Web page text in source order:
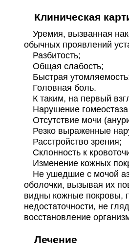
Клиническая
Уремия, вызванная
обычных проявлений
Разбитость;
Общая слабость;
Быстрая
Головная боль.
К таким, на первый
Нарушение гомеостаза
Отсутствие мочи
Резко выраженные
Расстройство зрения;
Склонность к
Изменение кожных
Не ушедшие с мочой
оболочки, вызывая их
видны кожные покровы,
недостаточности, не
восстановление
Лечение